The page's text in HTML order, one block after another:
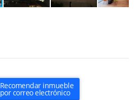
Recomendar inmueble
por correo electrónico